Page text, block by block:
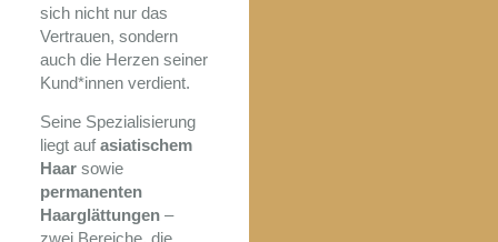
sich nicht nur das
Vertrauen, sondern
auch die Herzen seiner
Kund*innen verdient.
Seine Spezialisierung
liegt aufasiatischem
Haarsowie
permanenten
Haarglättungen–
zwei Bereiche, die